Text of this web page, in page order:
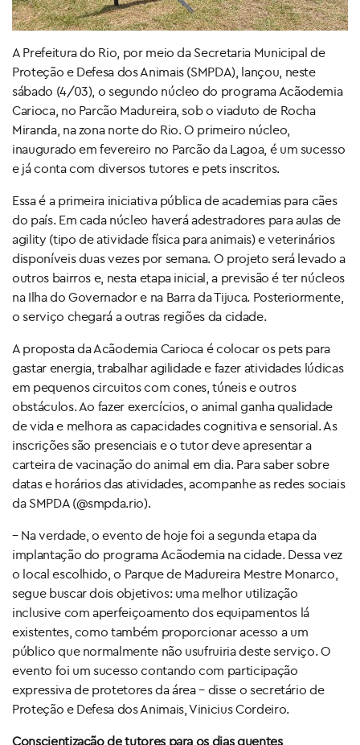
A Prefeitura do Rio, por meio da Secretaria Municipal de
Proteção e Defesa dos Animais (SMPDA), lançou, neste
sábado (4/03), o segundo núcleo do programa Acãodemia
Carioca, no Parcão Madureira, sob o viaduto de Rocha
Miranda, na zona norte do Rio. O primeiro núcleo,
inaugurado em fevereiro no Parcão da Lagoa, é um sucesso
e já conta com diversos tutores e pets inscritos.
Essa é a primeira iniciativa pública de academias para cães
do país. Em cada núcleo haverá adestradores para aulas de
agility (tipo de atividade física para animais) e veterinários
disponíveis duas vezes por semana. O projeto será levado a
outros bairros e, nesta etapa inicial, a previsão é ter núcleos
na Ilha do Governador e na Barra da Tijuca. Posteriormente,
o serviço chegará a outras regiões da cidade.
A proposta da Acãodemia Carioca é colocar os pets para
gastar energia, trabalhar agilidade e fazer atividades lúdicas
em pequenos circuitos com cones, túneis e outros
obstáculos. Ao fazer exercícios, o animal ganha qualidade
de vida e melhora as capacidades cognitiva e sensorial. As
inscrições são presenciais e o tutor deve apresentar a
carteira de vacinação do animal em dia. Para saber sobre
datas e horários das atividades, acompanhe as redes sociais
da SMPDA (@smpda.rio).
– Na verdade, o evento de hoje foi a segunda etapa da
implantação do programa Acãodemia na cidade. Dessa vez
o local escolhido, o Parque de Madureira Mestre Monarco,
segue buscar dois objetivos: uma melhor utilização
inclusive com aperfeiçoamento dos equipamentos lá
existentes, como também proporcionar acesso a um
público que normalmente não usufruiria deste serviço. O
evento foi um sucesso contando com participação
expressiva de protetores da área – disse o secretário de
Proteção e Defesa dos Animais, Vinicius Cordeiro.
Conscientização de tutores para os dias quentes